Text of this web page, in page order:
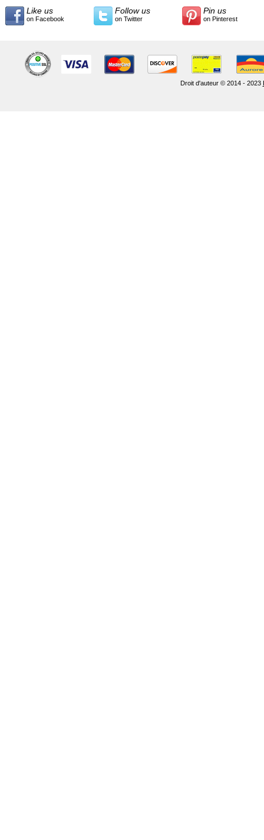
Like us
on Facebook
Follow us
on Twitter
Pin us
on Pinterest
Droit d'auteur © 2014 - 2023